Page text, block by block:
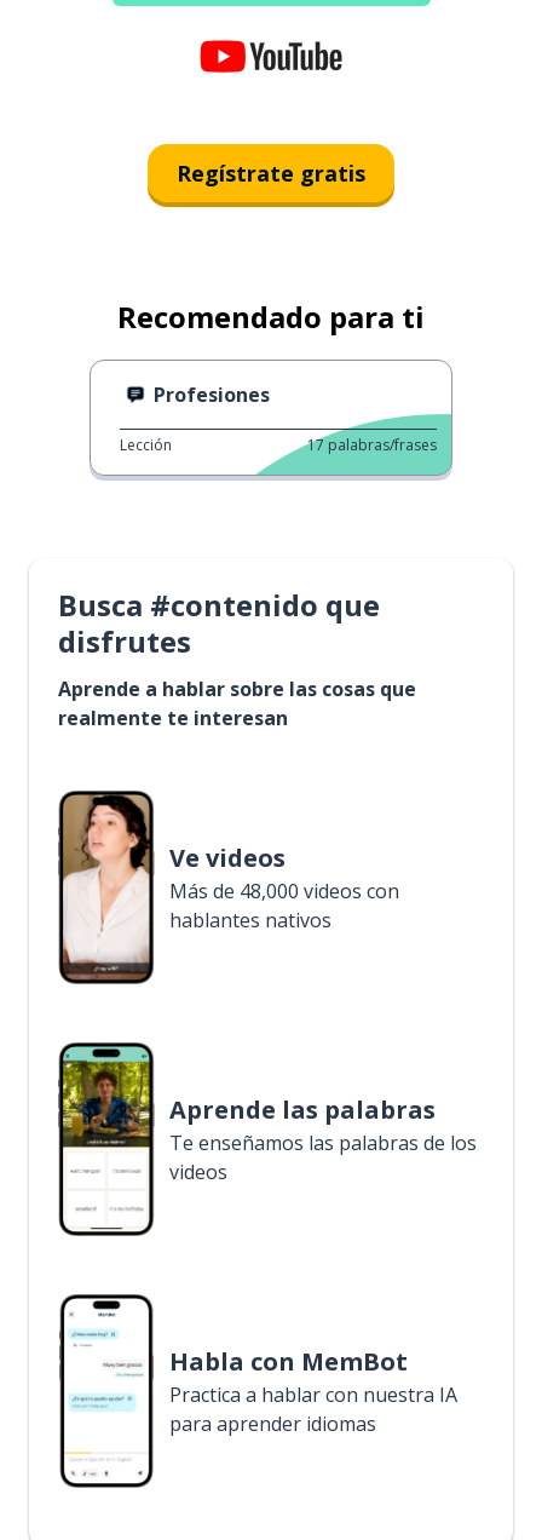
Regístrate gratis
Recomendado para ti
Profesiones
Lección 17 palabras/frases
Busca #contenido que
disfrutes
Aprende a hablar sobre las cosas que
realmente te interesan
Ve videos
Más de 48,000 videos con
hablantes nativos
Aprende las palabras
Te enseñamos las palabras de los
videos
Habla con MemBot
Practica a hablar con nuestra IA
para aprender idiomas